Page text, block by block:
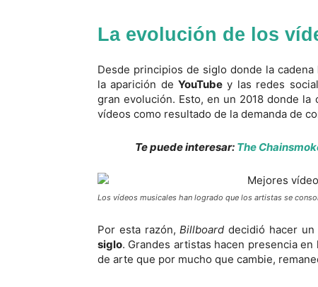
La evolución de los
Desde principios de siglo donde la cadena
la aparición deYouTube y las redes
gran evolución. Esto, en un 2018 donde la
vídeos como resultado de la demanda de
Te puede interesar: The
Los vídeos musicales han logrado que los artistas se
Por esta razón,Billboard decidió hacer
siglo. Grandes artistas hacen presencia
de arte que por mucho que cambie,